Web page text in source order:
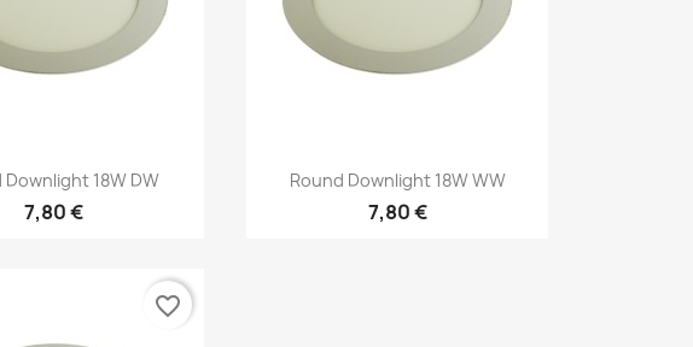
Kiirvaade
Downlight 18W DW
7,80 €
Kiirvaade
Round Downlight 18W WW
7,80 €
favorite_border